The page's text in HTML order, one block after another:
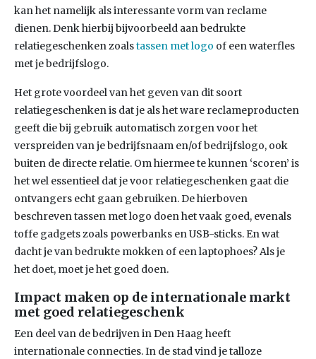
kan het namelijk als interessante vorm van reclame
dienen. Denk hierbij bijvoorbeeld aan bedrukte
relatiegeschenken zoalstassen met logo of een waterfles
met je bedrijfslogo.
Het grote voordeel van het geven van dit soort
relatiegeschenken is dat je als het ware reclameproducten
geeft die bij gebruik automatisch zorgen voor het
verspreiden van je bedrijfsnaam en/of bedrijfslogo, ook
buiten de directe relatie. Om hiermee te kunnen ‘scoren’ is
het wel essentieel dat je voor relatiegeschenken gaat die
ontvangers echt gaan gebruiken. De hierboven
beschreven tassen met logo doen het vaak goed, evenals
toffe gadgets zoals powerbanks en USB-sticks. En wat
dacht je van bedrukte mokken of een laptophoes? Als je
het doet, moet je het goed doen.
Impact maken op de internationale markt
met goed relatiegeschenk
Een deel van de bedrijven in Den Haag heeft
internationale connecties. In de stad vind je talloze